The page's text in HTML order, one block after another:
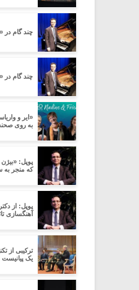
چند گام در
چند گام در
«ایر و
به روی
پوپل: «بیژن
که منجر
پوپل: از
آهنگسازی
ترکیبی از
یک پیانیست